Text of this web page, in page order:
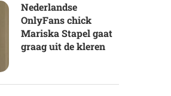
Nederlandse
OnlyFans chick
Mariska Stapel gaat
graag uit de kleren